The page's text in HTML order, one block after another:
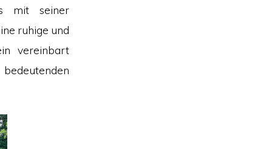
mit seiner
ruhige und
vereinbart